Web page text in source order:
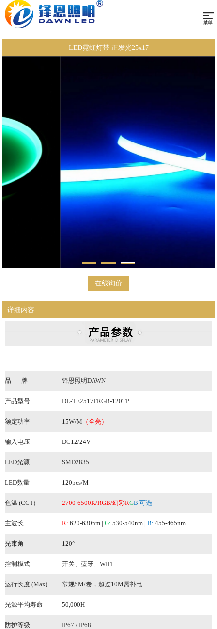
LED霓虹灯带 正发光25x17
在线询价
详细内容
品 牌 铎恩照明DAWN
产品型号 DL-TE2517FRGB-120TP
额定功率 15W/M （全亮）
输入电压 DC12/24V
LED光源 SMD2835
LED数量 120pcs/M
色温 (CCT) 2700-6500K/RGB/幻彩RGB 可选
主波长 R: 620-630nm | G: 530-540nm | B: 455-465nm
光束角 120°
控制模式 开关、蓝牙、WIFI
运行长度 (Max) 常规5M/卷 ，超过10M需补电
光源平均寿命 50,000H
防护等级 IP67 / IP68